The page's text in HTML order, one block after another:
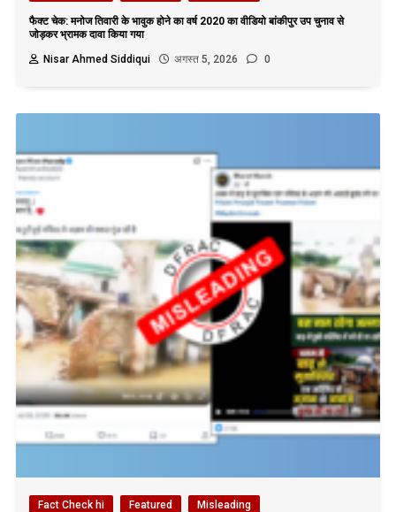
फैक्ट चेक: मनोज तिवारी के भावुक होने का वर्ष 2020 का वीडियो बांकीपुर उप चुनाव से
जोड़कर भ्रामक दावा किया गया
Nisar Ahmed Siddiqui
अगस्त 5, 2026 0
Fact Check hi Featured Misleading